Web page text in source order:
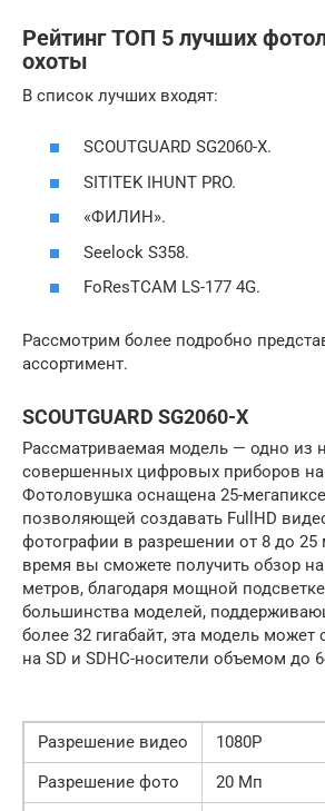
Рейтинг ТОП 5 лучших
охоты
В список лучших входят:
SCOUTGUARD SG2060-X.
SITITEK IHUNT PRO.
«ФИЛИН».
Seelock S358.
FoResTCAM LS-177 4G.
Рассмотрим более подробно
ассортимент.
SCOUTGUARD SG2060-X
Рассматриваемая модель — одно из
совершенных цифровых приборов
Фотоловушка оснащена 25-
позволяющей создавать FullHD
фотографии в разрешении от 8 до
время вы сможете получить обзор
метров, благодаря мощной
большинства моделей,
более 32 гигабайт, эта модель может
на SD и SDHC-носители объемом до
Разрешение видео
1080P
Разрешение фото
20 Мп